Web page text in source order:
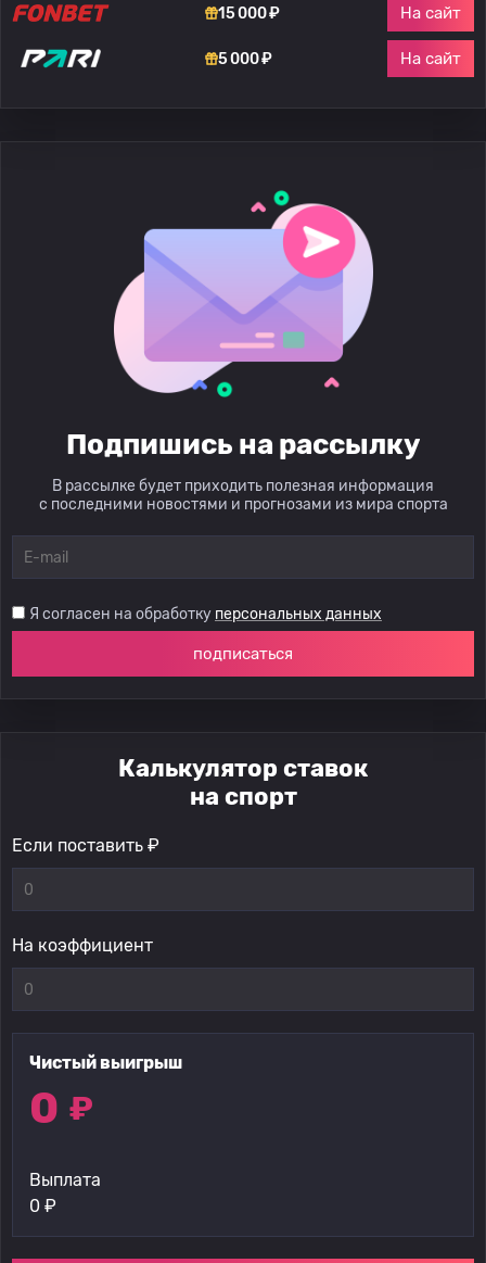
15 000 ₽ На сайт
5 000 ₽ На сайт
Подпишись на рассылку
В рассылке будет приходить полезная информация
с последними новостями и прогнозами из мира спорта
Я согласен на обработку персональных данных
подписаться
Калькулятор ставок
на спорт
Если поставить ₽
На коэффициент
Чистый выигрыш
0 ₽
Выплата
0 ₽